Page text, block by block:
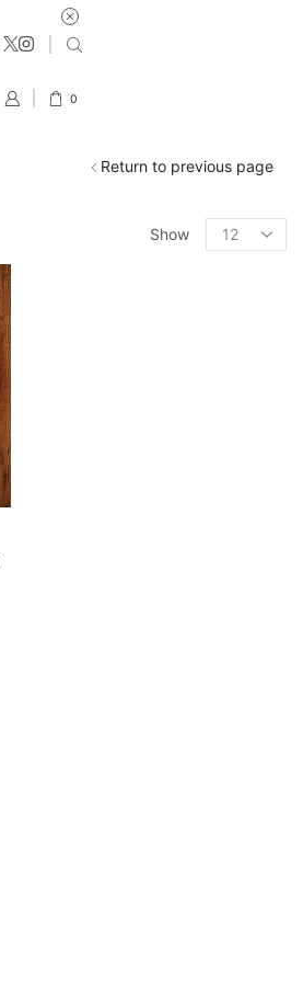
0
Return to previous page
Show
Products
per